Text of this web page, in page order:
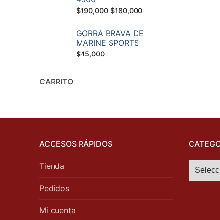
$190,000 El
original
era:
$180,000El
actual
GORRA BRAVA DE
MARINE SPORTS
$45,000
CARRITO
ACCESOS RÁPIDOS
Tienda
Pedidos
Mi cuenta